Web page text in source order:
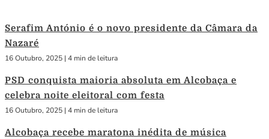
Serafim António é o novo presidente da Câmara da
Nazaré
16 Outubro, 2025 | 4 min de leitura
PSD conquista maioria absoluta em Alcobaça e
celebra noite eleitoral com festa
16 Outubro, 2025 | 4 min de leitura
Alcobaça recebe maratona inédita de música